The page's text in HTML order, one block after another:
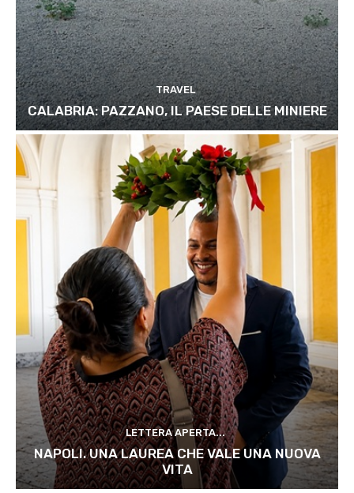
TRAVEL
CALABRIA: PAZZANO, IL PAESE DELLE MINIERE
LETTERA APERTA...
NAPOLI. UNA LAUREA CHE VALE UNA NUOVA
VITA